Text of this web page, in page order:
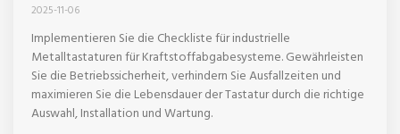
2025-11-06
Implementieren Sie die Checkliste für industrielle
Metalltastaturen für Kraftstoffabgabesysteme. Gewährleisten
Sie die Betriebssicherheit, verhindern Sie Ausfallzeiten und
maximieren Sie die Lebensdauer der Tastatur durch die richtige
Auswahl, Installation und Wartung.